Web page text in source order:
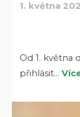
1. května
Od 1. května
přihlásit…